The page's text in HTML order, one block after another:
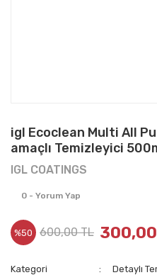
igl Ecoclean Multi All
amaçlı Temizleyici
IGL COATINGS
0 - Yorum Yap
%50 600,00 TL
Kategori
Detaylı